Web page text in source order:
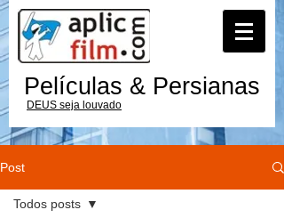
Películas & Persianas
DEUS seja louvado
Post
Todos posts